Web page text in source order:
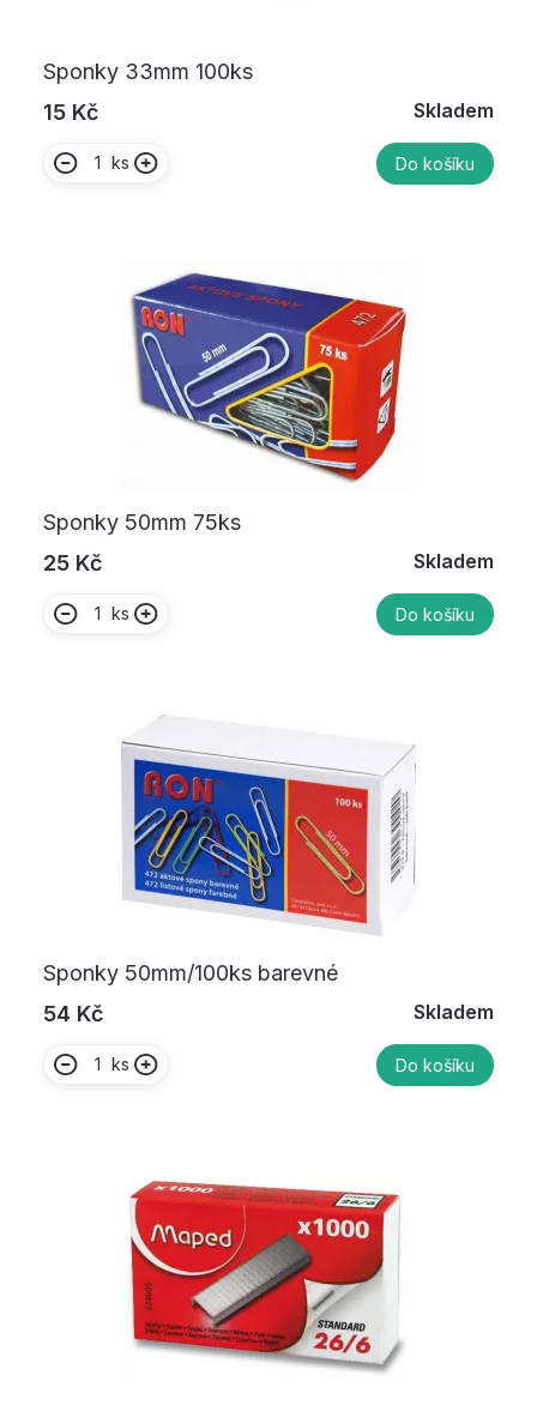
Sponky 33mm 100ks
15 Kč
Skladem
ks Do košíku
Sponky 50mm 75ks
25 Kč
Skladem
ks Do košíku
Sponky 50mm/100ks barevné
54 Kč
Skladem
ks Do košíku